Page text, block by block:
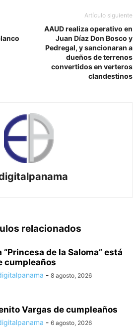
Artículo siguiente
AAUD realiza operativo en
Juan Díaz Don Bosco y
Pedregal, y sancionaran a
dueños de terrenos
convertidos en verteros
clandestinos
relacionados
“Princesa de la Saloma” está
cumpleaños
- 8 agosto, 2026
Vargas de cumpleaños
- 6 agosto, 2026